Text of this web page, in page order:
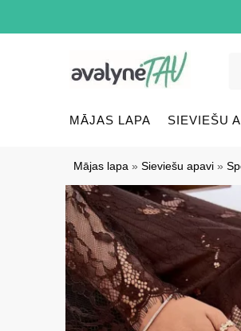
MĀJAS LAPA SIEVIEŠU
Mājas lapa »Sieviešu apavi »